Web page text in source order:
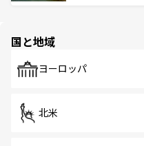
で、ホーカーズは
国と地域
ヨーロッパ
北米